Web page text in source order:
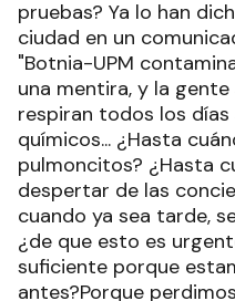
pruebas? Ya lo han
ciudad en un
"Botnia-UPM
una mentira, y la
respiran todos los
químicos... ¿Hasta
pulmoncitos? ¿Hasta
despertar de las
cuando ya sea tarde,
¿de que esto es
suficiente porque
antes?Porque